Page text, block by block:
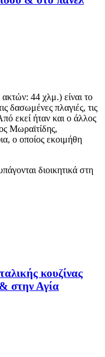
44 χλμ.) είναι το
δασωμένες πλαγιές, τις
εκεί ήταν και ο άλλος
Μωραϊτίδης,
ο οποίος εκοιμήθη
διοικητικά στη
κουζίνας
στην Αγία